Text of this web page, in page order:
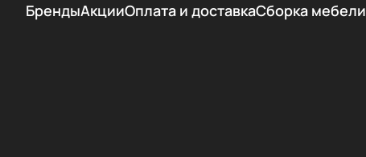
БрендыАкцииОплата и доставкаСборка мебели